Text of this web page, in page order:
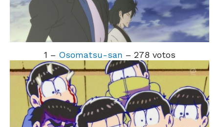
1 – Osomatsu-san – 278 votos